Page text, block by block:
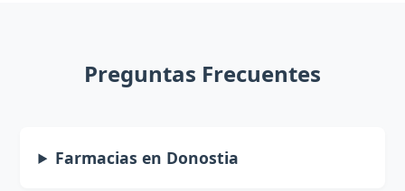
Preguntas Frecuentes
Farmacias en Donostia